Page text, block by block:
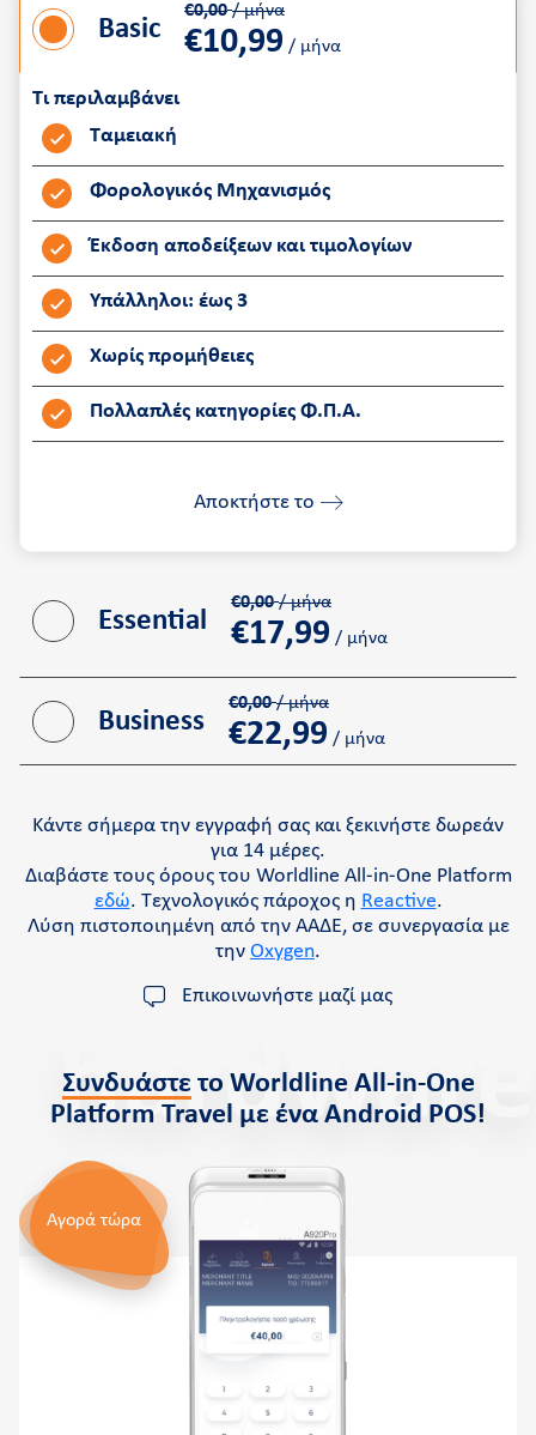
Basic
€0,00 / μήνα
€10,99 / μήνα
Τι περιλαμβάνει
Ταμειακή
Φορολογικός Μηχανισμός
Έκδοση αποδείξεων και τιμολογίων
Υπάλληλοι: έως 3
Χωρίς προμήθειες
Πολλαπλές κατηγορίες Φ.Π.Α.
Αποκτήστε το
Essential
€0,00 / μήνα
€17,99 / μήνα
Business
€0,00 / μήνα
€22,99 / μήνα
Κάντε σήμερα την εγγραφή σας και ξεκινήστε δωρεάν
για 14 μέρες.
Διαβάστε τους όρους του Worldline All-in-One Platform
εδώ. Τεχνολογικός πάροχος η Reactive.
Λύση πιστοποιημένη από την ΑΑΔΕ, σε συνεργασία με
την Oxygen.
Επικοινωνήστε μαζί μας
hardware
Συνδυάστε το Worldline All-in-One
Platform Travel με ένα Android POS!
Αγορά τώρα